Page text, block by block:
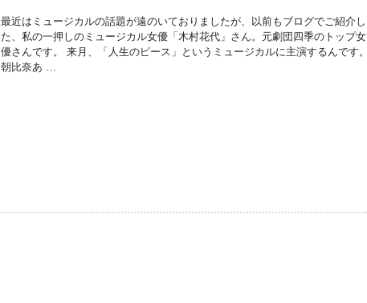
最近はミュージカルの話題が遠のいておりましたが、以前もブログでご紹介し
た、私の一押しのミュージカル女優「木村花代」さん。元劇団四季のトップ女
優さんです。 来月、「人生のピース」というミュージカルに主演するんです。
朝比奈あ …